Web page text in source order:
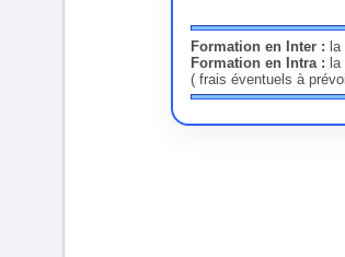
Formation en Inter :
Formation en Intra :
( frais éventuels à